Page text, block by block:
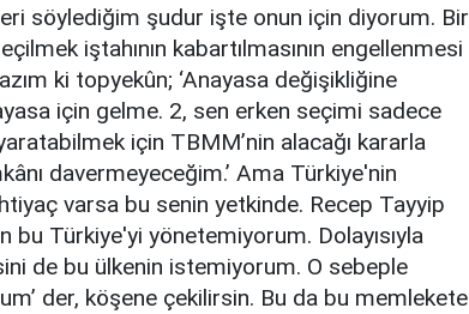
söylediğim şudur işte onun için diyorum. Bir
iştahının kabartılmasının engellenmesi
ki topyekûn; ‘Anayasa değişikliğine
için gelme. 2, sen erken seçimi sadece
için TBMM’nin alacağı kararla
davermeyeceğim.’ Ama Türkiye'nin
varsa bu senin yetkinde. Recep Tayyip
bu Türkiye'yi yönetemiyorum. Dolayısıyla
de bu ülkenin istemiyorum. O sebeple
der, köşene çekilirsin. Bu da bu memlekete